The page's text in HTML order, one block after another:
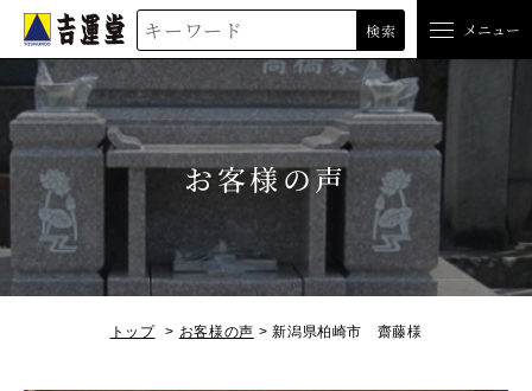
吉運堂 検索 メニュー
お客様の声
トップ お客様の声 新潟県柏崎市 齋藤様